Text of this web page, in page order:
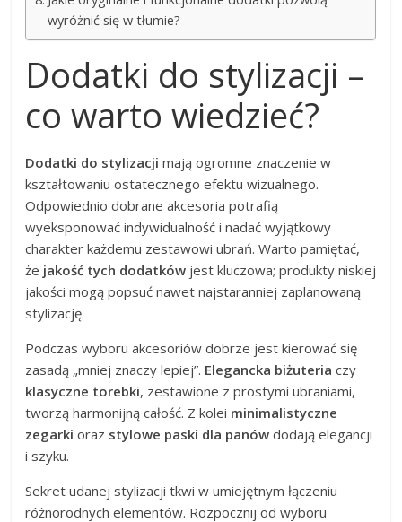
wyróżnić się w tłumie?
Dodatki do stylizacji –
co warto wiedzieć?
Dodatki do stylizacji mają ogromne znaczenie w
kształtowaniu ostatecznego efektu wizualnego.
Odpowiednio dobrane akcesoria potrafią
wyeksponować indywidualność i nadać wyjątkowy
charakter każdemu zestawowi ubrań. Warto pamiętać,
że jakość tych dodatków jest kluczowa; produkty niskiej
jakości mogą popsuć nawet najstaranniej zaplanowaną
stylizację.
Podczas wyboru akcesoriów dobrze jest kierować się
zasadą „mniej znaczy lepiej”. Elegancka biżuteria czy
klasyczne torebki, zestawione z prostymi ubraniami,
tworzą harmonijną całość. Z kolei minimalistyczne
zegarki oraz stylowe paski dla panów dodają elegancji
i szyku.
Sekret udanej stylizacji tkwi w umiejętnym łączeniu
różnorodnych elementów. Rozpocznij od wyboru